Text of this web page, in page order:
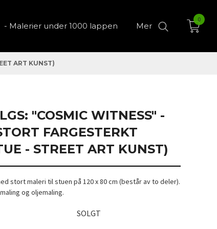
- Malerier under 1000 lappen Mer
0
ART KUNST)
"COSMIC WITNESS" -
FARGESTERKT
- STREET ART KUNST)
stort maleri til stuen på 120 x 80 cm (består av to deler).
og oljemaling.
SOLGT